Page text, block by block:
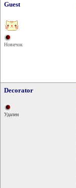
Guest
Новичок
Decorator
Удален